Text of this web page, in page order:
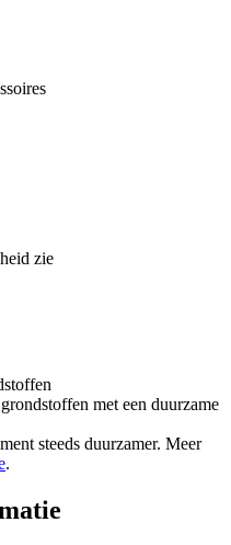
zie
met een duurzame
steeds duurzamer. Meer
.